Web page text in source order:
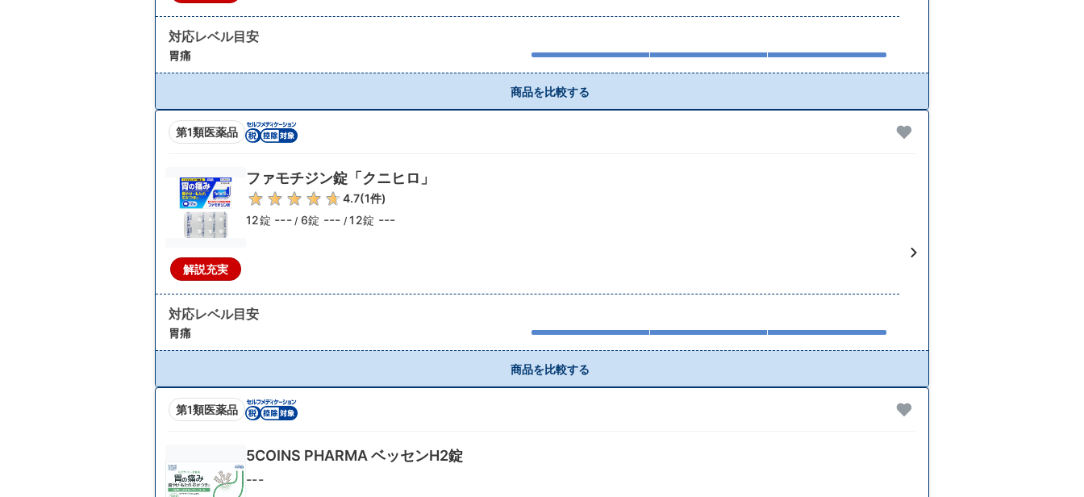
対応レベル目安
胃痛
商品を比較する
第1類医薬品
解説充実
ファモチジン錠「クニヒロ」
4.7(1件)
12錠 --- / 6錠 --- / 12錠 ---
対応レベル目安
胃痛
商品を比較する
第1類医薬品
5COINS PHARMA ベッセンH2錠
---